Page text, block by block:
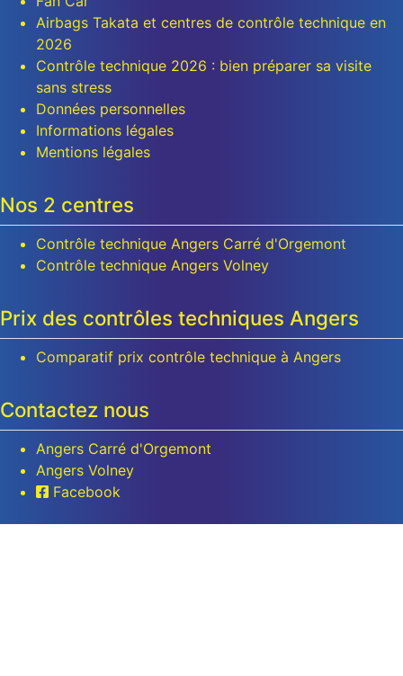
Airbags Takata et centres de contrôle technique en
2026
Contrôle technique 2026 : bien préparer sa visite
sans stress
Données personnelles
Informations légales
Mentions légales
Nos 2 centres
Contrôle technique Angers Carré d'Orgemont
Contrôle technique Angers Volney
Prix des contrôles techniques Angers
Comparatif prix contrôle technique à Angers
Contactez nous
Angers Carré d'Orgemont
Angers Volney
Facebook